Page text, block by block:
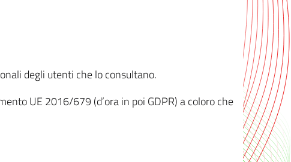
degli utenti che lo consultano.
UE 2016/679 (d’ora in poi GDPR) a coloro che